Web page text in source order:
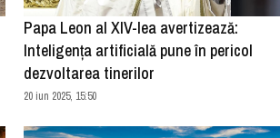
Papa Leon al XIV-lea avertizează:
Inteligența artificială pune în pericol
dezvoltarea tinerilor
20 iun 2025, 15:50